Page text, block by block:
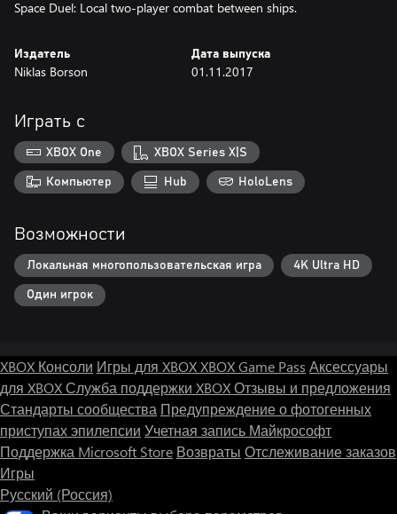
Издатель
Niklas Borson
Дата выпуска
01.11.2017
Играть с
XBOX One XBOX Series X|S
Компьютер Hub HoloLens
Возможности
Локальная многопользовательская игра 4K Ultra HD
Один игрок
XBOX Консоли Игры для XBOXXBOX Game Pass Аксессуары
для XBOXСлужба поддержки XBOXОтзывы и предложения
Стандарты сообщества Предупреждение о фотогенных
приступах эпилепсии Учетная запись Майкрософт
Поддержка Microsoft Store Возвраты Отслеживание заказов
Игры
Русский (Россия)